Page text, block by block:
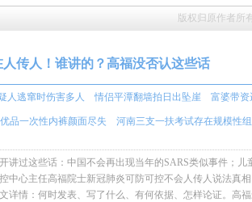
版权归原作者所
传人！谁讲的？高福没否认这些话
人逃窜时伤害多人 情侣平潭翻墙拍日出坠崖 富婆带资
品一次性内裤颜面尽失 河南三支一扶考试存在规模性
讲过这些话：中国不会再出现当年的SARS类似事件；儿
心主任高福院士新冠肺炎可防可控不会人传人说法真
情：何时发表、写了什么、有何依据、怎样论证。高